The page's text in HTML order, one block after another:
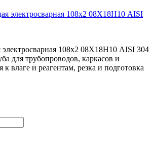
108х2 08Х18Н10 AISI 304
для трубопроводов, каркасов и
к влаге и реагентам, резка и подготовка